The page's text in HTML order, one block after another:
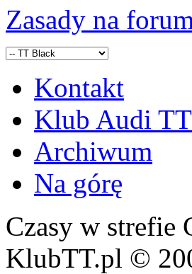
Zasady na forum
Kontakt
Klub Audi TT
Archiwum
Na górę
Czasy w strefie
KlubTT.pl ©